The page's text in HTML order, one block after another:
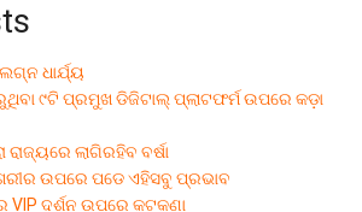
ଧାର୍ଯ୍ୟ
୯ଟି ପ୍ରମୁଖ ଡିଜିଟାଲ୍ ପ୍ଲାଟଫର୍ମ ଉପରେ କଡ଼ା
ରାଜ୍ୟରେ ଲାଗିରହିବ ବର୍ଷା
ଶରୀର ଉପରେ ପଡେ ଏହିସବୁ ପ୍ରଭାବ
VIP ଦର୍ଶନ ଉପରେ କଟକଣା